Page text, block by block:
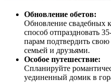
Обновление обетов:
Обновление свадебных
способ отпраздновать
парам подтвердить
семьей и друзьями.
Особое путешествие:
Спланируйте
уединенный домик в